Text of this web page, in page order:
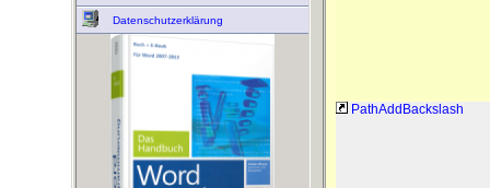
Datenschutzerklärung
PathAddBackslash